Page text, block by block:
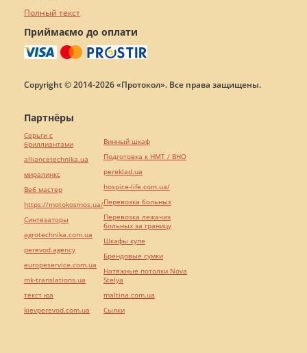
Полный текст
Приймаємо до оплати
Copyright © 2014-2026 «Протокол». Все права защищены.
Партнёры
Серьги с
бриллиантами
alliancetechnika.ua
миралинкс
Веб мастер
https://motokosmos.ua/
Синтезаторы
agrotechnika.com.ua
perevod.agency
europeservice.com.ua
mk-translations.ua
текст юа
kievperevod.com.ua
Винный шкаф
Подготовка к НМТ / ВНО
pereklad.ua
hospice-life.com.ua/
Перевозка больных
Перевозка лежачих
больных за границу
Шкафы купе
Брендовые сумки
Натяжные потолки Nova
Stelya
maltina.com.ua
Cылки